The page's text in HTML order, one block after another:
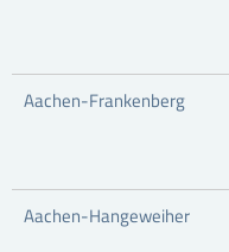
Aachen-Frankenberg
Aachen-Hangeweiher